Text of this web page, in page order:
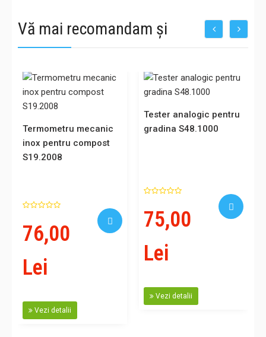
Vă mai recomandam și
Termometru mecanic
inox pentru compost
S19.2008
76,00
Lei
Vezi detalii
Tester analogic pentru
gradina S48.1000
75,00
Lei
Vezi detalii